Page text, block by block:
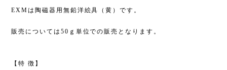
EXMは陶磁器用無鉛洋絵具（黄）です。
販売については50ｇ単位での販売となります。
【特 徴】